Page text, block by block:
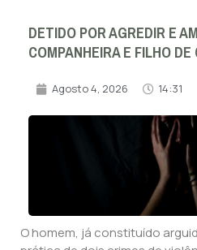
DETIDO POR AGREDIR E
COMPANHEIRA E FILHO
Agosto 4, 2026 14:31
O homem, já constituído